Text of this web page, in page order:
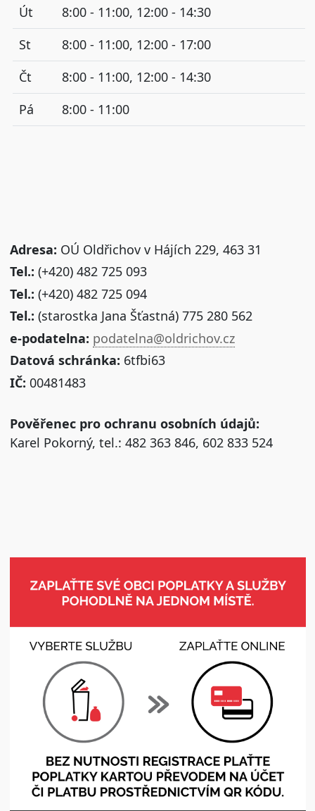
Út
8:00 - 11:00, 12:00 - 14:30
St
8:00 - 11:00, 12:00 - 17:00
Čt
8:00 - 11:00, 12:00 - 14:30
Pá
8:00 - 11:00
Adresa: OÚ Oldřichov v Hájích 229, 463 31
Tel.: (+420) 482 725 093
Tel.: (+420) 482 725 094
Tel.: (starostka Jana Šťastná) 775 280 562
e-podatelna: podatelna@oldrichov.cz
Datová schránka: 6tfbi63
IČ: 00481483
Pověřenec pro ochranu osobních údajů:
Karel Pokorný, tel.: 482 363 846, 602 833 524